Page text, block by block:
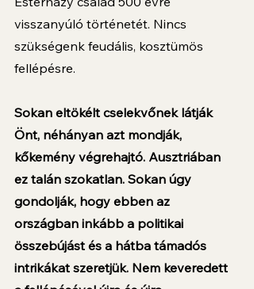
visszanyúló történetét. Nincs
szükségenk feudális, kosztümös
fellépésre.
Sokan eltökélt cselekvőnek látják
Önt, néhányan azt mondják,
kőkemény végrehajtó. Ausztriában
ez talán szokatlan. Sokan úgy
gondolják, hogy ebben az
országban inkább a politikai
összebújást és a hátba támadós
intrikákat szeretjük. Nem keveredett